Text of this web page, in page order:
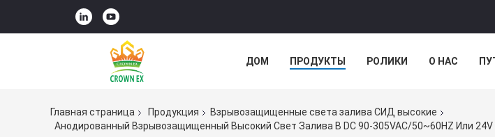
ДОМ ПРОДУКТЫ РОЛИКИ О НАС
Главная страница
Продукция
Взрывозащищенные света залива СИД высокие
Анодированный Взрывозащищенный Высокий Свет Залива В DC 90-305VAC/50~60HZ Или 24V